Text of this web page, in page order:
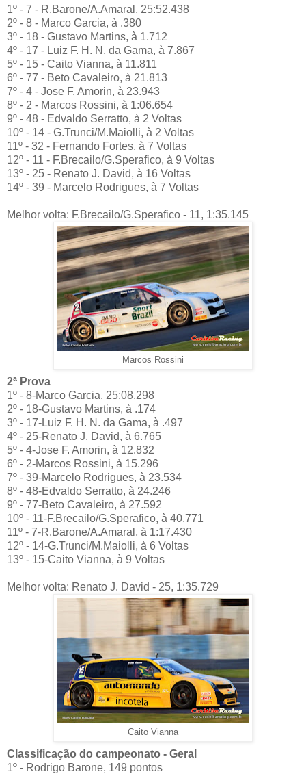
1º - 7 - R.Barone/A.Amaral, 25:52.438
2º - 8 - Marco Garcia, à .380
3º - 18 - Gustavo Martins, à 1.712
4º - 17 - Luiz F. H. N. da Gama, à 7.867
5º - 15 - Caito Vianna, à 11.811
6º - 77 - Beto Cavaleiro, à 21.813
7º - 4 - Jose F. Amorin, à 23.943
8º - 2 - Marcos Rossini, à 1:06.654
9º - 48 - Edvaldo Serratto, à 2 Voltas
10º - 14 - G.Trunci/M.Maiolli, à 2 Voltas
11º - 32 - Fernando Fortes, à 7 Voltas
12º - 11 - F.Brecailo/G.Sperafico, à 9 Voltas
13º - 25 - Renato J. David, à 16 Voltas
14º - 39 - Marcelo Rodrigues, à 7 Voltas
Melhor volta: F.Brecailo/G.Sperafico - 11, 1:35.145
Marcos Rossini
2ª Prova
1º - 8-Marco Garcia, 25:08.298
2º - 18-Gustavo Martins, à .174
3º - 17-Luiz F. H. N. da Gama, à .497
4º - 25-Renato J. David, à 6.765
5º - 4-Jose F. Amorin, à 12.832
6º - 2-Marcos Rossini, à 15.296
7º - 39-Marcelo Rodrigues, à 23.534
8º - 48-Edvaldo Serratto, à 24.246
9º - 77-Beto Cavaleiro, à 27.592
10º - 11-F.Brecailo/G.Sperafico, à 40.771
11º - 7-R.Barone/A.Amaral, à 1:17.430
12º - 14-G.Trunci/M.Maiolli, à 6 Voltas
13º - 15-Caito Vianna, à 9 Voltas
Melhor volta: Renato J. David - 25, 1:35.729
Caito Vianna
Classificação do campeonato - Geral
1º - Rodrigo Barone, 149 pontos